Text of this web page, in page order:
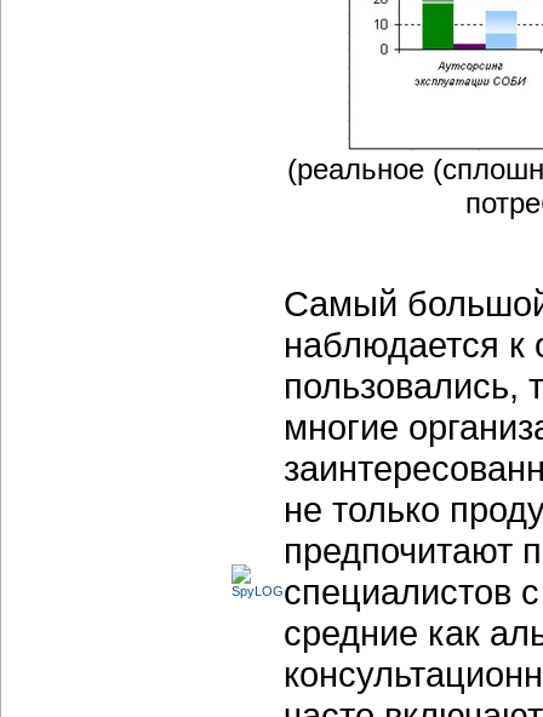
(реальное
Самый
наблюдается к
пользовались,
многие
не только
предпочитают
специалистов
средние как